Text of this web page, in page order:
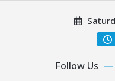
Follow Us